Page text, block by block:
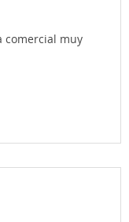
comercial muy